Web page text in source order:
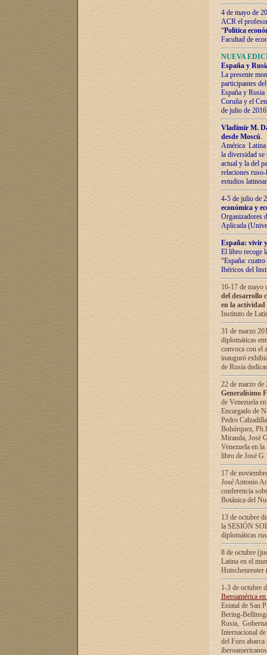
4 de mayo de
ACR el
“Política
Facultad de
NUEVA
España y
La presente
participantes
España y
Coruña y el
de julio de
Vladímir М.
desde Moscú.
América Latina
la diversidad
actual у lа del
relaciones
estudios
4-5 de julio de
económica y
Organizadores
Aplicada
España: vivir
El libro recoge
“España:
Ibéricos del
16-17 de mayo
del desarrollo
en la
Instituto de
31 de marzo
diplomáticas
convoca con el
inauguró
de Rusia
22 de marzo
Generalísimo
de Venezuela
Encargado de
Pedro
Bohórquez,
Miranda, José
Venezuela en
libro de José
17 de
José Antonio
conferencia
Botánica del
13 de octubre
la SESIÓN
diplomáticas
8 de octubre
Latina en el
1-3 de octubre
Iberoamérica
Estatal de San
Bering-
Rusia,
Internacional
del Foro